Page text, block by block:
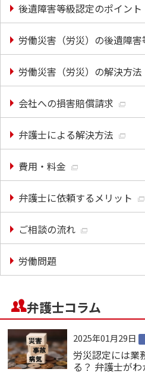
後遺障害等級認定のポイント
労働災害（労災）の後遺障
労働災害（労災）の解決方法
会社への損害賠償請求
弁護士による解決方法
費用・料金
弁護士に依頼するメリット
ご相談の流れ
労働問題
弁護士コラム
2025年01月29日
労災認定には業
る？ 弁護士が